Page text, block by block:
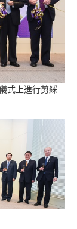
式上進行剪綵